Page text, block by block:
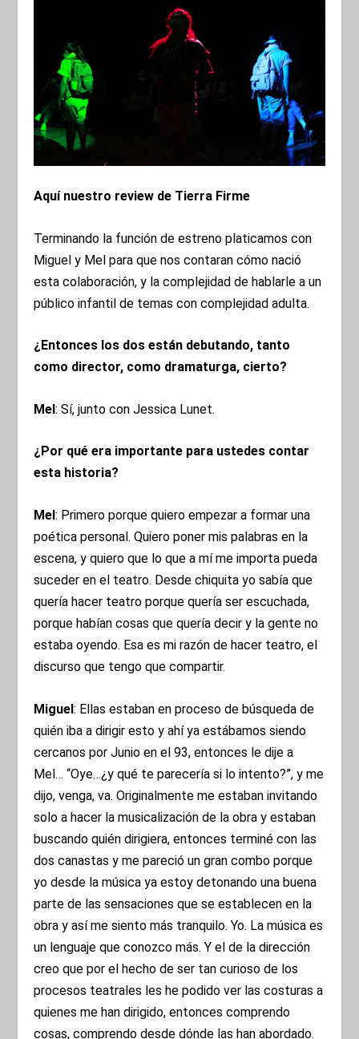
Aquí nuestro review de Tierra Firme
Terminando la función de estreno platicamos con
Miguel y Mel para que nos contaran cómo nació
esta colaboración, y la complejidad de hablarle a un
público infantil de temas con complejidad adulta.
¿Entonces los dos están debutando, tanto
como director, como dramaturga, cierto?
Mel: Sí, junto con Jessica Lunet.
¿Por qué era importante para ustedes contar
esta historia?
Mel: Primero porque quiero empezar a formar una
poética personal. Quiero poner mis palabras en la
escena, y quiero que lo que a mí me importa pueda
suceder en el teatro. Desde chiquita yo sabía que
quería hacer teatro porque quería ser escuchada,
porque habían cosas que quería decir y la gente no
estaba oyendo. Esa es mi razón de hacer teatro, el
discurso que tengo que compartir.
Miguel: Ellas estaban en proceso de búsqueda de
quién iba a dirigir esto y ahí ya estábamos siendo
cercanos por Junio en el 93, entonces le dije a
Mel… “Oye…¿y qué te parecería si lo intento?”, y me
dijo, venga, va. Originalmente me estaban invitando
solo a hacer la musicalización de la obra y estaban
buscando quién dirigiera, entonces terminé con las
dos canastas y me pareció un gran combo porque
yo desde la música ya estoy detonando una buena
parte de las sensaciones que se establecen en la
obra y así me siento más tranquilo. Yo. La música es
un lenguaje que conozco más. Y el de la dirección
creo que por el hecho de ser tan curioso de los
procesos teatrales les he podido ver las costuras a
quienes me han dirigido, entonces comprendo
cosas, comprendo desde dónde las han abordado.